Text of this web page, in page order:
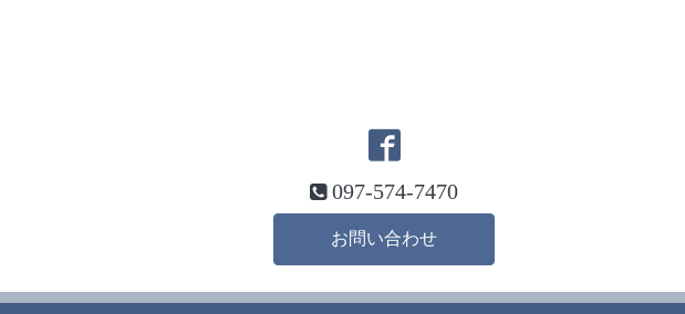
097-574-7470
お問い合わせ